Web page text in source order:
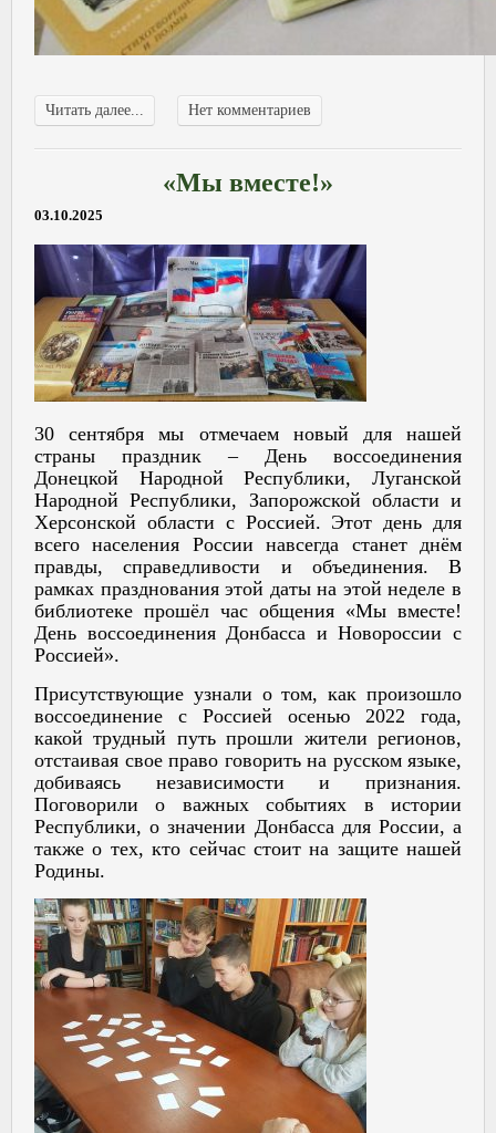
Читать далее... Нет комментариев
«Мы вместе!»
03.10.2025
30 сентября мы отмечаем новый для нашей
страны праздник – День воссоединения
Донецкой Народной Республики, Луганской
Народной Республики, Запорожской области и
Херсонской области с Россией. Этот день для
всего населения России навсегда станет днём
правды, справедливости и объединения. В
рамках празднования этой даты на этой неделе в
библиотеке прошёл час общения «Мы вместе!
День воссоединения Донбасса и Новороссии с
Россией».
Присутствующие узнали о том, как произошло
воссоединение с Россией осенью 2022 года,
какой трудный путь прошли жители регионов,
отстаивая свое право говорить на русском языке,
добиваясь независимости и признания.
Поговорили о важных событиях в истории
Республики, о значении Донбасса для России, а
также о тех, кто сейчас стоит на защите нашей
Родины.